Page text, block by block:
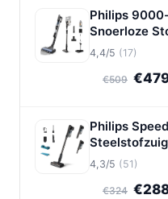
Philips
Snoerloze
4,4/5 (17)
€509
Philips
4,3/5 (51)
€324